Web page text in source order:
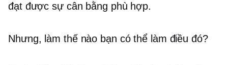
đạt được sự cân bằng phù hợp.
Nhưng, làm thế nào bạn có thể làm điều đó?